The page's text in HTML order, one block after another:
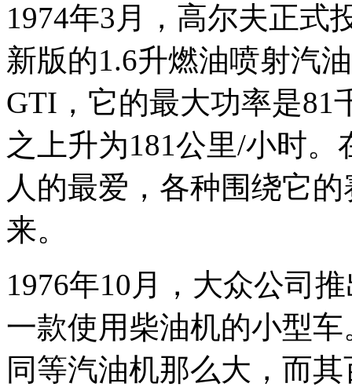
1974年3月，高尔夫正式
新版的1.6升燃油喷射汽
GTI，它的最大功率是81
之上升为181公里/小时
人的最爱，各种围绕它
来。
1976年10月，大众公司
一款使用柴油机的小型
同等汽油机那么大，而